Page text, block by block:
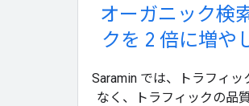
オーガニック検
クを 2 倍に増や
Saramin では、トラフィ
なく、トラフィックの品